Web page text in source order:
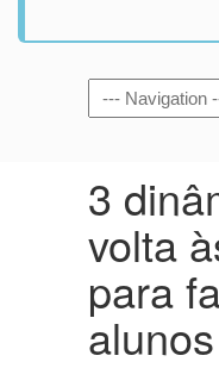
3
volta
para
alunos